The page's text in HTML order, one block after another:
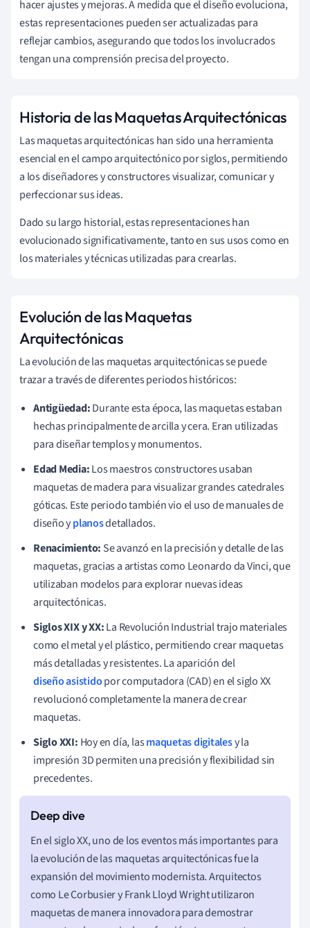
hacer ajustes y mejoras. A medida que el diseño evoluciona,
estas representaciones pueden ser actualizadas para
reflejar cambios, asegurando que todos los involucrados
tengan una comprensión precisa del proyecto.
Historia de las Maquetas Arquitectónicas
Las maquetas arquitectónicas han sido una herramienta
esencial en el campo arquitectónico por siglos, permitiendo
a los diseñadores y constructores visualizar, comunicar y
perfeccionar sus ideas.
Dado su largo historial, estas representaciones han
evolucionado significativamente, tanto en sus usos como en
los materiales y técnicas utilizadas para crearlas.
Evolución de las Maquetas
Arquitectónicas
La evolución de las maquetas arquitectónicas se puede
trazar a través de diferentes periodos históricos:
Antigüedad:Durante esta época, las maquetas estaban
hechas principalmente de arcilla y cera. Eran utilizadas
para diseñar templos y monumentos.
Edad Media:Los maestros constructores usaban
maquetas de madera para visualizar grandes catedrales
góticas. Este periodo también vio el uso de manuales de
diseño yplanosdetallados.
Renacimiento: Se avanzó en la precisión y detalle de las
maquetas, gracias a artistas como Leonardo da Vinci, que
utilizaban modelos para explorar nuevas ideas
arquitectónicas.
Siglos XIX y XX:La Revolución Industrial trajo materiales
como el metal y el plástico, permitiendo crear maquetas
más detalladas y resistentes. La aparición del
diseño asistidopor computadora (CAD) en el siglo XX
revolucionó completamente la manera de crear
maquetas.
Siglo XXI: Hoy en día, lasmaquetas digitalesy la
impresión 3D permiten una precisión y flexibilidad sin
precedentes.
En el siglo XX, uno de los eventos más importantes para
la evolución de las maquetas arquitectónicas fue la
expansión del movimiento modernista. Arquitectos
como Le Corbusier y Frank Lloyd Wright utilizaron
maquetas de manera innovadora para demostrar